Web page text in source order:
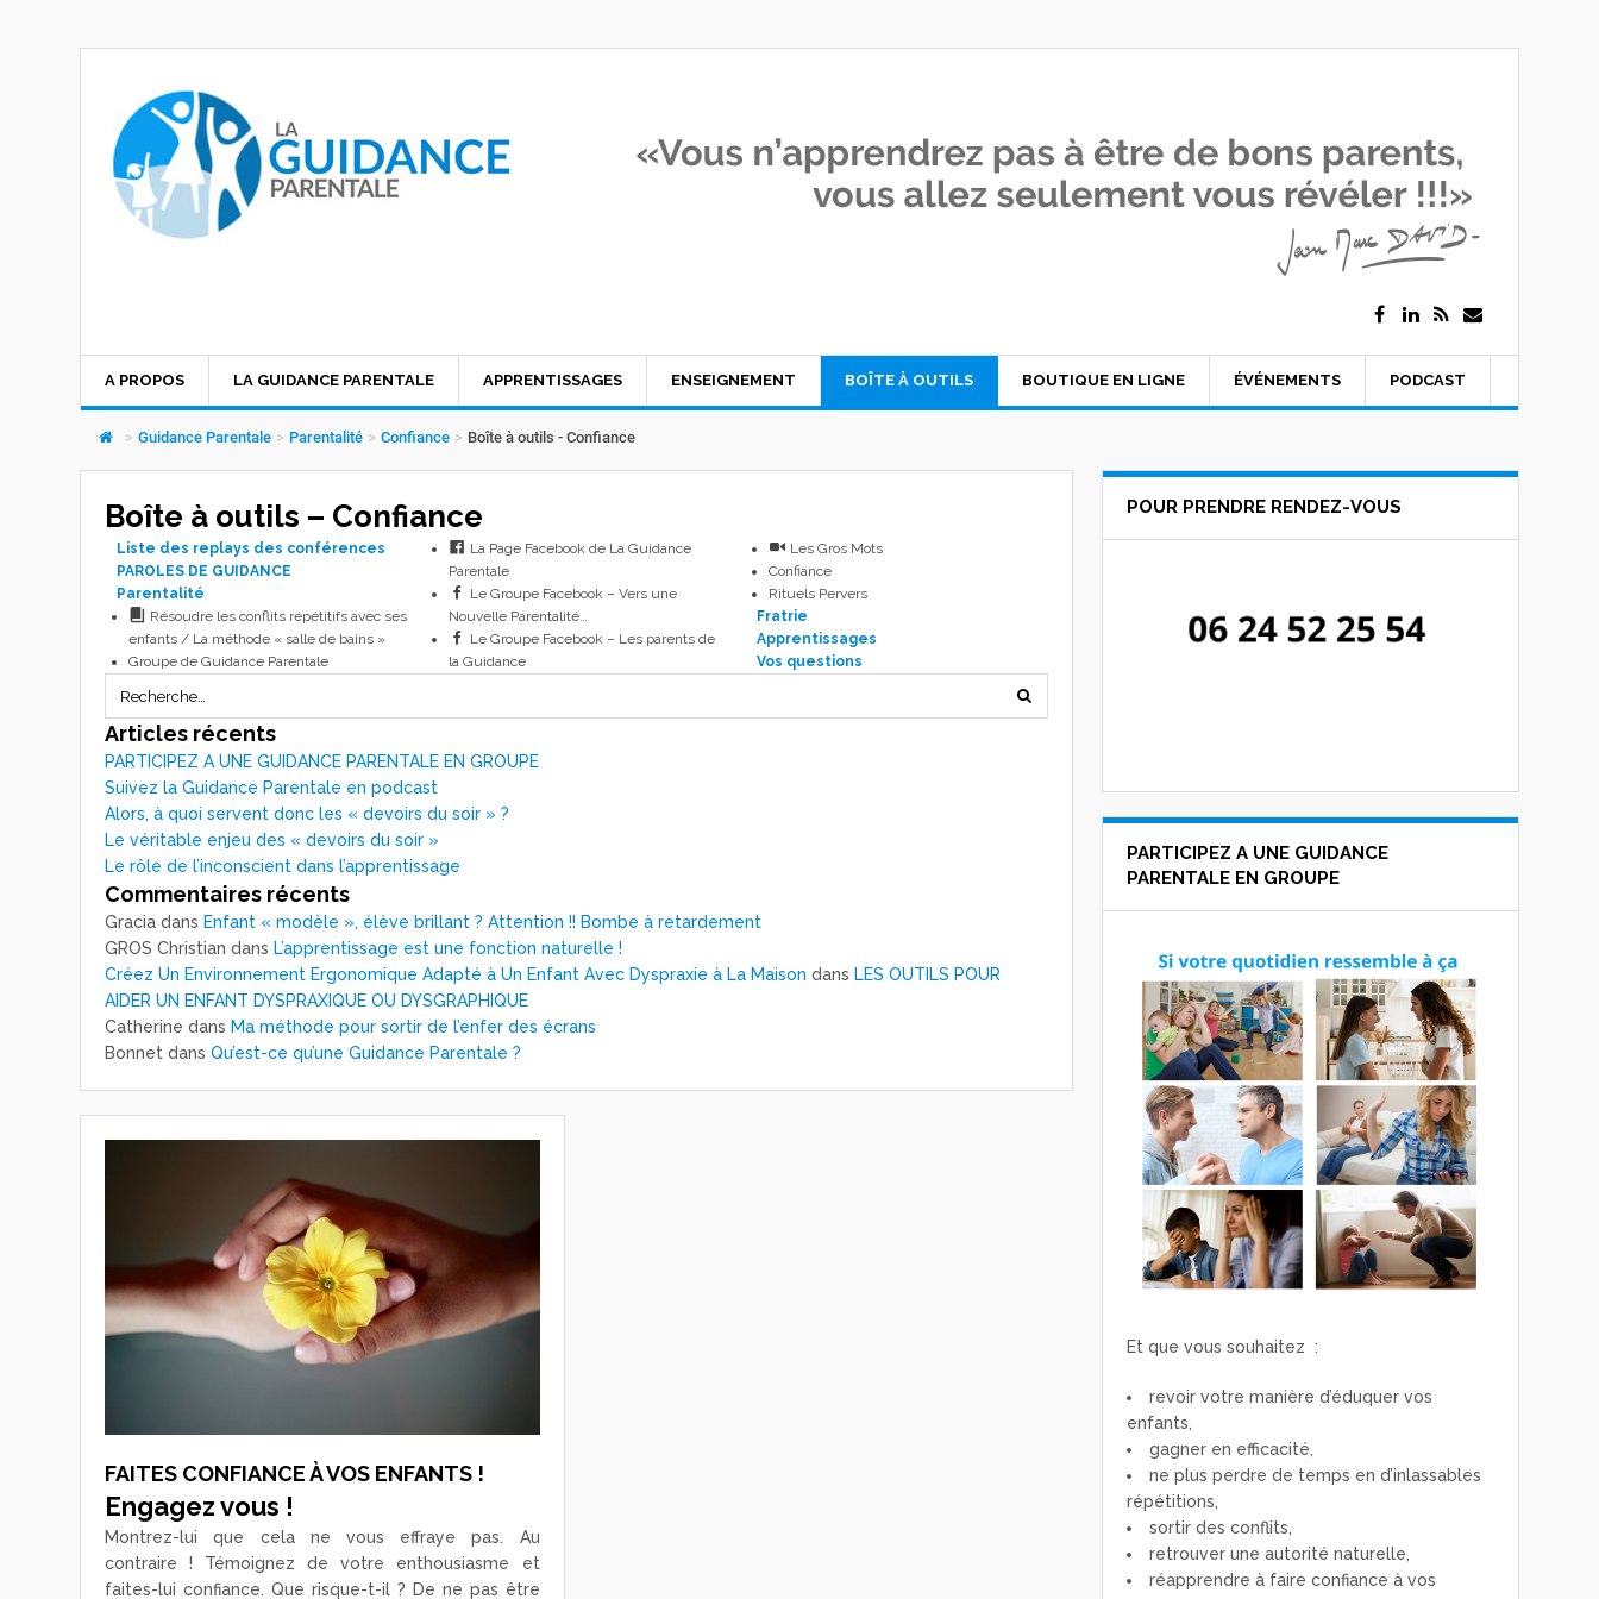
A PROPOS LA GUIDANCE PARENTALE APPRENTISSAGES ENSEIGNEMENT BOÎTE À OUTILS BOUTIQUE EN LIGNE ÉVÉNEMENTS PODCAST
> Guidance Parentale > Parentalité > Confiance > Boîte à outils - Confiance
Boîte à outils – Confiance
Liste des replays des conférences
PAROLES DE GUIDANCE
Parentalité
Résoudre les conflits répétitifs avec ses
enfants / La méthode « salle de bains »
Groupe de Guidance Parentale
La Page Facebook de La Guidance
Parentale
Le Groupe Facebook – Vers une
Nouvelle Parentalité…
Le Groupe Facebook – Les parents de
la Guidance
Les Gros Mots
Confiance
Rituels Pervers
Fratrie
Apprentissages
Vos questions
Articles récents
PARTICIPEZ A UNE GUIDANCE PARENTALE EN GROUPE
Suivez la Guidance Parentale en podcast
Alors, à quoi servent donc les « devoirs du soir » ?
Le véritable enjeu des « devoirs du soir »
Le rôle de l’inconscient dans l’apprentissage
Commentaires récents
Gracia dans Enfant « modèle », élève brillant ? Attention !! Bombe à retardement
GROS Christian dans L’apprentissage est une fonction naturelle !
Créez Un Environnement Ergonomique Adapté à Un Enfant Avec Dyspraxie à La Maison dans LES OUTILS POUR
AIDER UN ENFANT DYSPRAXIQUE OU DYSGRAPHIQUE
Catherine dans Ma méthode pour sortir de l’enfer des écrans
Bonnet dansQu’est-ce qu’une Guidance Parentale ?
FAITES CONFIANCE À VOS ENFANTS !
Engagez vous !
Montrez-lui que cela ne vous effraye pas. Au
contraire ! Témoignez de votre enthousiasme et
faites-lui confiance. Que risque-t-il ? De ne pas être
POUR PRENDRE RENDEZ-VOUS
PARTICIPEZ A UNE GUIDANCE
PARENTALE EN GROUPE
Et que vous souhaitez :
revoir votre manière d’éduquer vos
enfants,
gagner en efficacité,
ne plus perdre de temps en d’inlassables
répétitions,
sortir des conflits,
retrouver une autorité naturelle,
réapprendre à faire confiance à vos